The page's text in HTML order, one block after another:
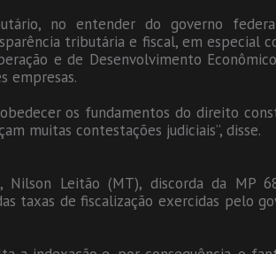
no entender do governo
tributária e fiscal, em especial
e de Desenvolvimento
empresas.
os fundamentos do direito
muitas contestações judiciais”, disse.
Nilson Leitão (MT), discorda da MP
taxas de fiscalização exercidas pelo